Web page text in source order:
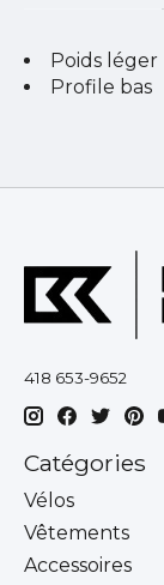
Poids léger
Profile bas
418 653-9652
Catégories
Vélos
Vêtements
Accessoires